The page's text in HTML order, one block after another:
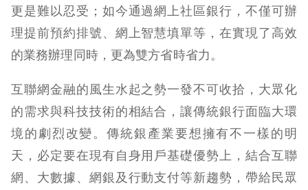
更是難以忍受；如今通過網上社區銀行，不僅可辦
理提前預約排號、網上智慧填單等，在實現了高效
的業務辦理同時，更為雙方省時省力。
互聯網金融的風生水起之勢一發不可收拾，大眾化
的需求與科技技術的相結合，讓傳統銀行面臨大環
境的劇烈改變。傳統銀產業要想擁有不一樣的明
天，必定要在現有自身用戶基礎優勢上，結合互聯
網、大數據、網銀及行動支付等新趨勢，帶給民眾